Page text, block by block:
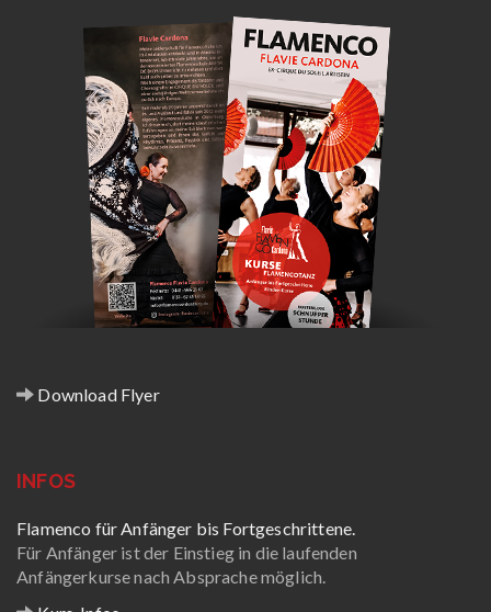
Download Flyer
INFOS
Flamenco für Anfänger bis Fortgeschrittene.
Für Anfänger ist der Einstieg in die laufenden
Anfängerkurse nach Absprache möglich.